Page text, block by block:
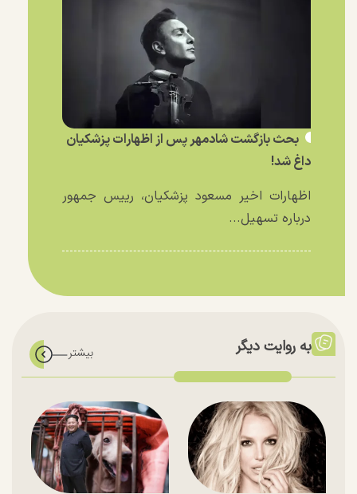
بحث بازگشت شادمهر پس از اظهارات پزشکیان
داغ شد!
اظهارات اخیر مسعود پزشکیان، رییس جمهور
درباره تسهیل...
به روایت دیگر